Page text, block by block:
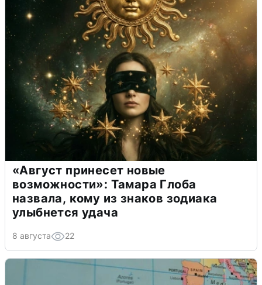
«Август принесет новые
возможности»: Тамара Глоба
назвала, кому из знаков зодиака
улыбнется удача
8 августа 22